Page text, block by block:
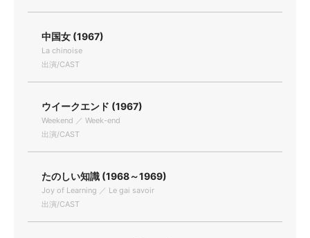
中国女 (1967)
La chinoise
出演/CAST
ウイークエンド (1967)
Weekend ／ Week-end
出演/CAST
たのしい知識 (1968～1969)
Joy of Learning ／ Le gai savoir
出演/CAST